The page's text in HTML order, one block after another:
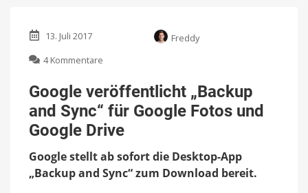
13. Juli 2017
Freddy
4 Kommentare
veröffentlicht
„Backup
and
Sync“
für
Google
Fotos
und
Google veröffentlicht „Backup
and Sync“ für Google Fotos und
Google Drive
Google stellt ab sofort die Desktop-App
„Backup and Sync“ zum Download bereit.